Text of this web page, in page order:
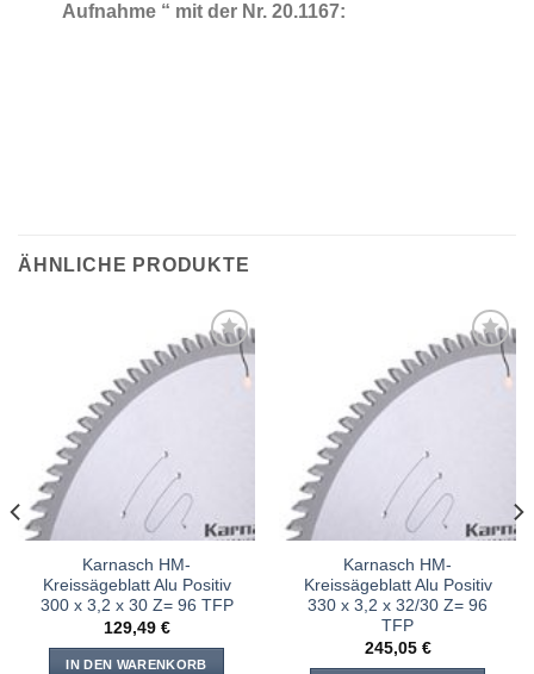
Aufnahme “ mit der Nr. 20.1167:
ÄHNLICHE PRODUKTE
Karnasch HM-
Kreissägeblatt Alu Positiv
300 x 3,2 x 30 Z= 96 TFP
129,49 €
IN DEN WARENKORB
Karnasch HM-
Kreissägeblatt Alu Positiv
330 x 3,2 x 32/30 Z= 96
TFP
245,05 €